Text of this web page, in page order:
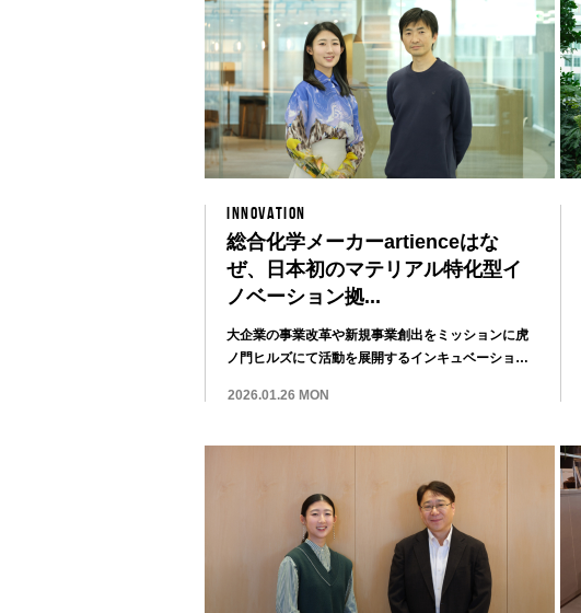
INNOVATION
総合化学メーカーartienceはな
ぜ、日本初のマテリアル特化型イ
ノベーション拠...
大企業の事業改革や新規事業創出をミッションに虎
ノ門ヒルズにて活動を展開するインキュベーション
2026.01.26 MON